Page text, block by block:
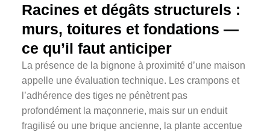
Racines et dégâts structurels :
murs, toitures et fondations —
ce qu’il faut anticiper
La présence de la bignone à proximité d’une maison
appelle une évaluation technique. Les crampons et
l’adhérence des tiges ne pénètrent pas
profondément la maçonnerie, mais sur un enduit
fragilisé ou une brique ancienne, la plante accentue